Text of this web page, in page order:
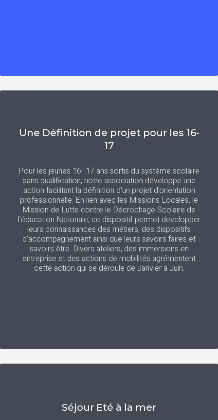
Une Définition de projet pour les 16-
17
Pour les jeunes 16- 17 ans sortis du système scolaire
sans qualification, notre association développe une
action facilitant la définition d'un projet d'orientation
professionnelle. En lien avec les Missions Locales, le
Mission de Lutte contre le Décrochage Scolaire de
l'éducation Nationale, ce dispositif permet developper
leurs connaissances des métiers, des dispositifs
d'accompagnement ainsi que leurs savoirs faires et
savoirs être. Divers ateliers, des immersions en
entreprise et des actions de mobilités agrémentent
cette action qui se déroule de Janvier à Juin.
Séjour Eté à la mer